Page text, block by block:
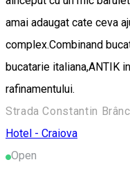
amai adaugat cate ceva
complex.Combinand
bucatarie italiana,ANTIK
rafinamentului.
Strada Constantin
Hotel - Craiova
Open